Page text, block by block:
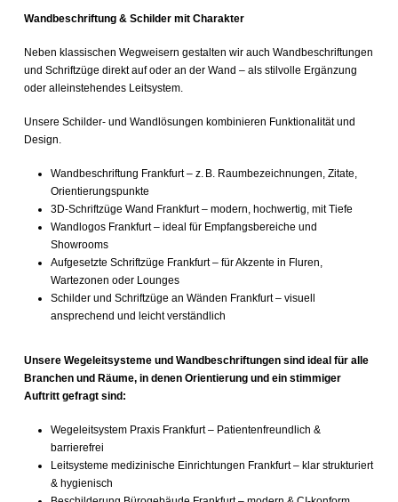
Wandbeschriftung & Schilder mit Charakter
Neben klassischen Wegweisern gestalten wir auch Wandbeschriftungen
und Schriftzüge direkt auf oder an der Wand – als stilvolle Ergänzung
oder alleinstehendes Leitsystem.
Unsere Schilder- und Wandlösungen kombinieren Funktionalität und
Design.
Wandbeschriftung Frankfurt – z. B. Raumbezeichnungen, Zitate,
Orientierungspunkte
3D-Schriftzüge Wand Frankfurt – modern, hochwertig, mit Tiefe
Wandlogos Frankfurt – ideal für Empfangsbereiche und
Showrooms
Aufgesetzte Schriftzüge Frankfurt – für Akzente in Fluren,
Wartezonen oder Lounges
Schilder und Schriftzüge an Wänden Frankfurt – visuell
ansprechend und leicht verständlich
Unsere Wegeleitsysteme und Wandbeschriftungen sind ideal für alle
Branchen und Räume, in denen Orientierung und ein stimmiger
Auftritt gefragt sind:
Wegeleitsystem Praxis Frankfurt – Patientenfreundlich &
barrierefrei
Leitsysteme medizinische Einrichtungen Frankfurt – klar strukturiert
& hygienisch